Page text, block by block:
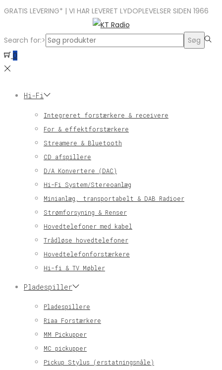
GRATIS LEVERING* | VI HAR LEVERET LYDOPLEVELSER SIDEN 1966
Search for:>
Søg
0
Hi-Fi
Integreret forstærkere & receivere
For & effektforstærkere
Streamere & Bluetooth
CD afspillere
D/A Konvertere (DAC)
Hi-Fi System/Stereoanlæg
Minianlæg, transportabelt & DAB Radioer
Strømforsyning & Renser
Hovedtelefoner med kabel
Trådløse hovedtelefoner
Hovedtelefonforstærkere
Hi-fi & TV Møbler
Pladespiller
Pladespillere
Riaa Forstærkere
MM Pickupper
MC pickupper
Pickup Stylus (erstatningsnåle)